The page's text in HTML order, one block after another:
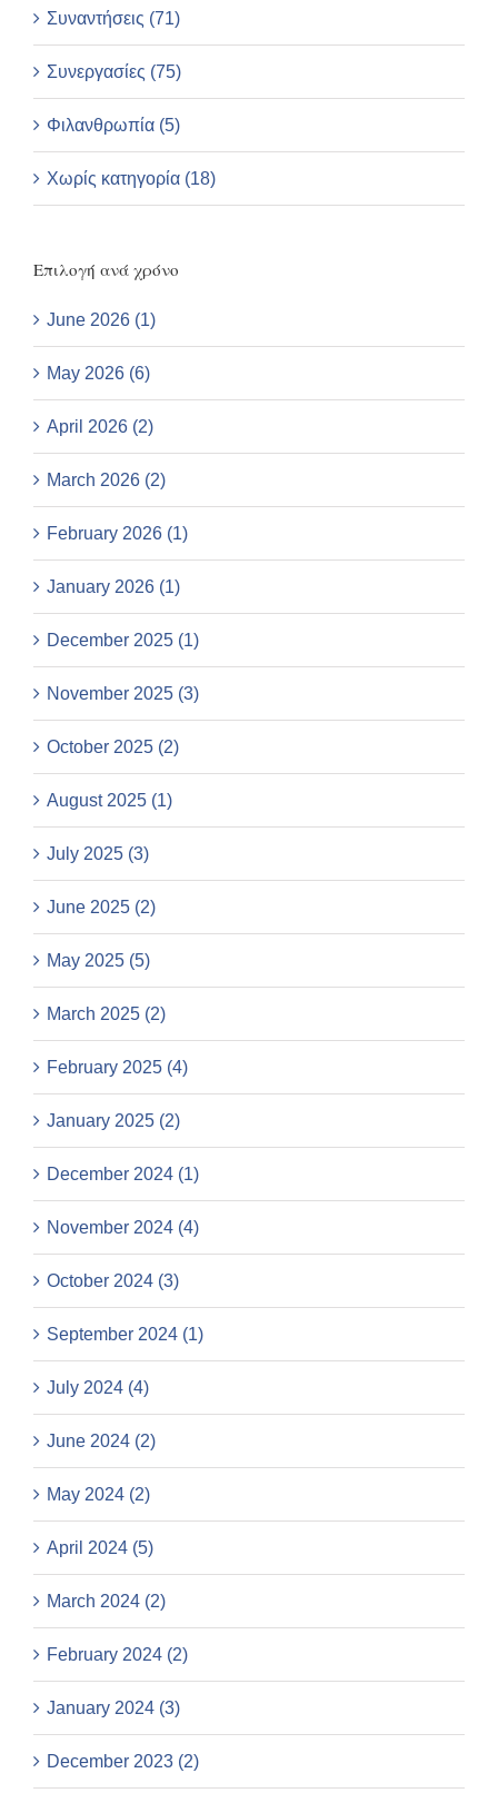
Συναντήσεις (71)
Συνεργασίες (75)
Φιλανθρωπία (5)
Χωρίς κατηγορία (18)
Επιλογή ανά χρόνο
June 2026 (1)
May 2026 (6)
April 2026 (2)
March 2026 (2)
February 2026 (1)
January 2026 (1)
December 2025 (1)
November 2025 (3)
October 2025 (2)
August 2025 (1)
July 2025 (3)
June 2025 (2)
May 2025 (5)
March 2025 (2)
February 2025 (4)
January 2025 (2)
December 2024 (1)
November 2024 (4)
October 2024 (3)
September 2024 (1)
July 2024 (4)
June 2024 (2)
May 2024 (2)
April 2024 (5)
March 2024 (2)
February 2024 (2)
January 2024 (3)
December 2023 (2)